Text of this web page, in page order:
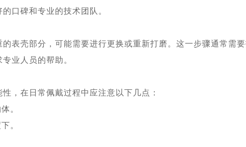
口碑和专业的技术团队。
壳部分，可能需要进行更换或重新打磨。这一步骤通常需
业人员的帮助。
在日常佩戴过程中应注意以下几点：
。
。